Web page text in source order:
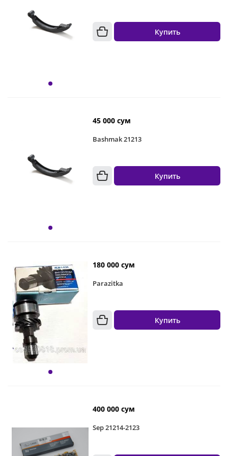
Купить
45 000 сум
Bashmak 21213
Купить
180 000 сум
Parazitka
Купить
400 000 сум
Sep 21214-2123